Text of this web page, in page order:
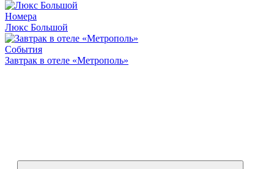
Номера
Люкс Большой
События
Завтрак в отеле «Метрополь»